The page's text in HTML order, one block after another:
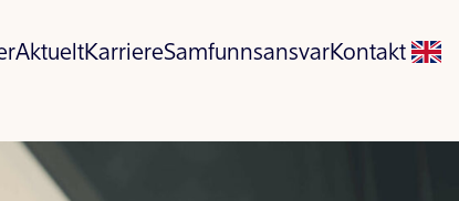
AktueltKarriereSamfunnsansvarKontakt